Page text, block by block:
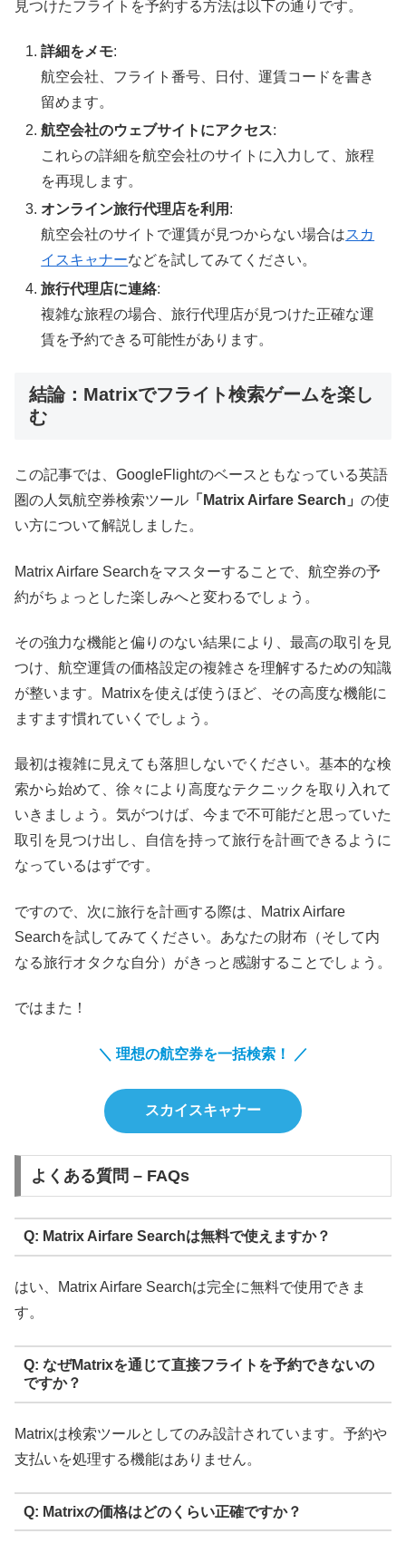
見つけたフライトを予約する方法は以下の通りです。
詳細をメモ:
航空会社、フライト番号、日付、運賃コードを書き
留めます。
航空会社のウェブサイトにアクセス:
これらの詳細を航空会社のサイトに入力して、旅程
を再現します。
オンライン旅行代理店を利用 :
航空会社のサイトで運賃が見つからない場合はスカ
イスキャナーなどを試してみてください。
旅行代理店に連絡:
複雑な旅程の場合、旅行代理店が見つけた正確な運
賃を予約できる可能性があります。
結論：Matrixでフライト検索ゲームを楽し
む
この記事では、GoogleFlightのベースともなっている英語
圏の人気航空券検索ツール 「Matrix Airfare Search」 の使
い方について解説しました。
Matrix Airfare Searchをマスターすることで、航空券の予
約がちょっとした楽しみへと変わるでしょう。
その強力な機能と偏りのない結果により、最高の取引を見
つけ、航空運賃の価格設定の複雑さを理解するための知識
が整います。Matrixを使えば使うほど、その高度な機能に
ますます慣れていくでしょう。
最初は複雑に見えても落胆しないでください。基本的な検
索から始めて、徐々により高度なテクニックを取り入れて
いきましょう。気がつけば、今まで不可能だと思っていた
取引を見つけ出し、自信を持って旅行を計画できるように
なっているはずです。
ですので、次に旅行を計画する際は、Matrix Airfare
Searchを試してみてください。あなたの財布（そして内
なる旅行オタクな自分）がきっと感謝することでしょう。
ではまた！
＼ 理想の航空券を一括検索！ ／
スカイスキャナー
よくある質問 – FAQs
Q: Matrix Airfare Searchは無料で使えますか？
はい、Matrix Airfare Searchは完全に無料で使用できま
す。
Q: なぜMatrixを通じて直接フライトを予約できないの
ですか？
Matrixは検索ツールとしてのみ設計されています。予約や
支払いを処理する機能はありません。
Q: Matrixの価格はどのくらい正確ですか？